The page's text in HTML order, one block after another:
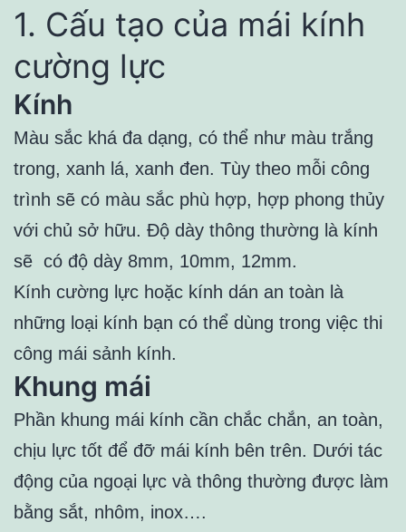
1. Cấu tạo của mái kính
cường lực
Kính
Màu sắc khá đa dạng, có thể như màu trắng
trong, xanh lá, xanh đen. Tùy theo mỗi công
trình sẽ có màu sắc phù hợp, hợp phong thủy
với chủ sở hữu. Độ dày thông thường là kính
sẽ có độ dày 8mm, 10mm, 12mm.
Kính cường lực hoặc kính dán an toàn là
những loại kính bạn có thể dùng trong việc thi
công mái sảnh kính.
Khung mái
Phần khung mái kính cần chắc chắn, an toàn,
chịu lực tốt để đỡ mái kính bên trên. Dưới tác
động của ngoại lực và thông thường được làm
bằng sắt, nhôm, inox….